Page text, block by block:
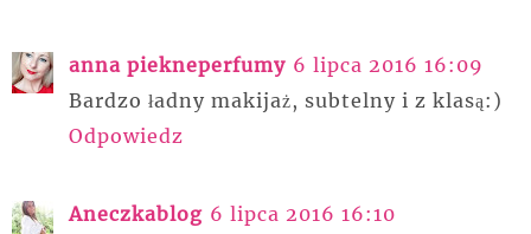
anna piekneperfumy 6 lipca 2016 16:09
Bardzo ładny makijaż, subtelny i z klasą:)
Odpowiedz
Aneczkablog 6 lipca 2016 16:10